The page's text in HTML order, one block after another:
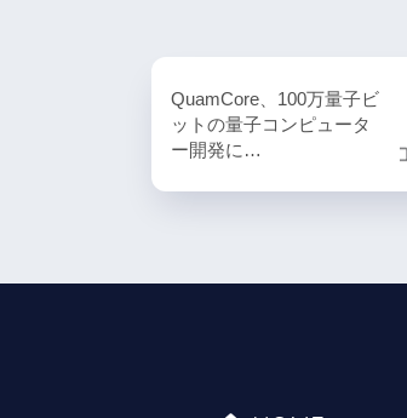
QuamCore、100万量子ビ
ットの量子コンピュータ
ー開発に…